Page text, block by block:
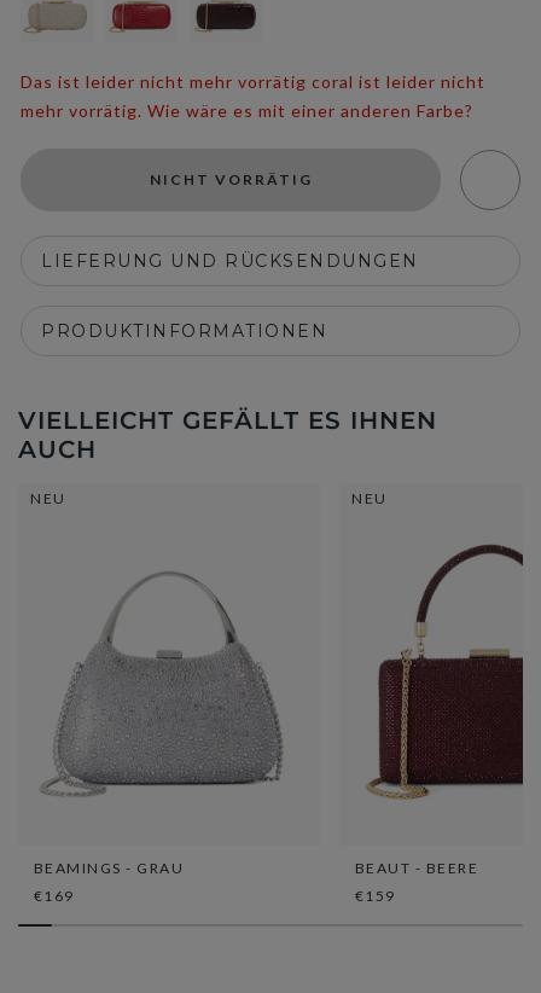
Das ist leider nicht mehr vorrätig coral ist leider nicht
mehr vorrätig. Wie wäre es mit einer anderen Farbe?
NICHT VORRÄTIG
LIEFERUNG UND RÜCKSENDUNGEN
PRODUKTINFORMATIONEN
VIELLEICHT GEFÄLLT ES IHNEN
AUCH
NEU
BEAMINGS - GRAU
€169
NEU
BEAUT - BEERE
€159